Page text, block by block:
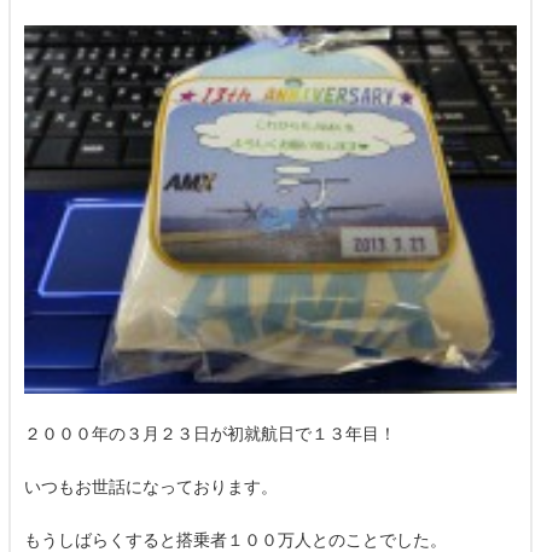
２０００年の３月２３日が初就航日で１３年目！
いつもお世話になっております。
もうしばらくすると搭乗者１００万人とのことでした。